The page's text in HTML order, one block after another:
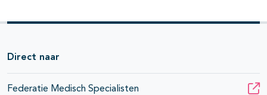
Direct naar
Federatie Medisch Specialisten